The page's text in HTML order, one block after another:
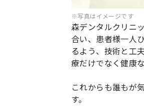
※写真はイメージです
森デンタルクリニ
合い、患者様一人
るよう、技術と工
療だけでなく健康
これからも誰もが
す。